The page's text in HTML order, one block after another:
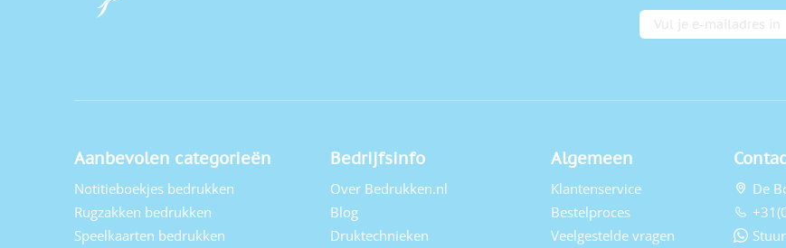
E-mailadres
Aanbevolen categorieën
Notitieboekjes bedrukken
Rugzakken bedrukken
Speelkaarten bedrukken
Bedrijfsinfo
Over Bedrukken.nl
Blog
Druktechnieken
Algemeen
Klantenservice
Bestelproces
Veelgestelde vragen
De